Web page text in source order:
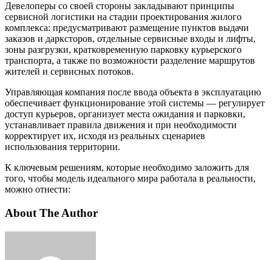
Девелоперы со своей стороны закладывают принципы
сервисной логистики на стадии проектирования жилого
комплекса: предусматривают размещение пунктов выдачи
заказов и дарксторов, отдельные сервисные входы и лифты,
зоны разгрузки, кратковременную парковку курьерского
транспорта, а также по возможности разделение маршрутов
жителей и сервисных потоков.
Управляющая компания после ввода объекта в эксплуатацию
обеспечивает функционирование этой системы — регулирует
доступ курьеров, организует места ожидания и парковки,
устанавливает правила движения и при необходимости
корректирует их, исходя из реальных сценариев
использования территории.
К ключевым решениям, которые необходимо заложить для
того, чтобы модель идеального мира работала в реальности,
можно отнести:
About The Author